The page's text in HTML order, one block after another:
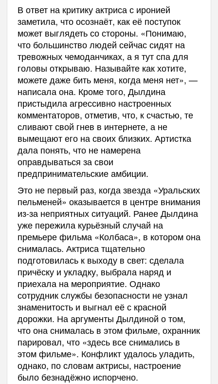
В ответ на критику актриса с иронией
заметила, что осознаёт, как её поступок
может выглядеть со стороны. «Понимаю,
что большинство людей сейчас сидят на
тревожных чемоданчиках, а я тут спа для
головы открываю. Называйте как хотите,
можете даже бить меня, когда меня нет», —
написала она. Кроме того, Дылдина
пристыдила агрессивно настроенных
комментаторов, отметив, что, к счастью, те
сливают свой гнев в интернете, а не
вымещают его на своих близких. Артистка
дала понять, что не намерена
оправдываться за свои
предпринимательские амбиции.
Это не первый раз, когда звезда «Уральских
пельменей» оказывается в центре внимания
из-за неприятных ситуаций. Ранее Дылдина
уже пережила курьёзный случай на
премьере фильма «Колбаса», в котором она
снималась. Актриса тщательно
подготовилась к выходу в свет: сделала
причёску и укладку, выбрала наряд и
приехала на мероприятие. Однако
сотрудник службы безопасности не узнал
знаменитость и выгнал её с красной
дорожки. На аргументы Дылдиной о том,
что она снималась в этом фильме, охранник
парировал, что «здесь все снимались в
этом фильме». Конфликт удалось уладить,
однако, по словам актрисы, настроение
было безнадёжно испорчено.